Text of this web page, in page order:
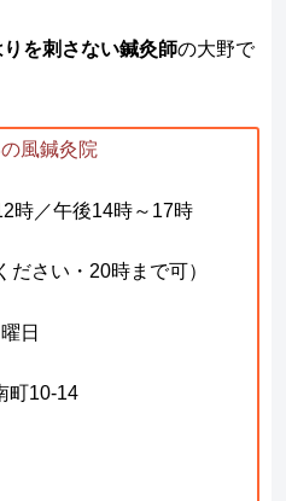
を刺さない鍼灸師の大野で
風鍼灸院
時／午後14時～17時
ださい・20時まで可）
日
町10-14